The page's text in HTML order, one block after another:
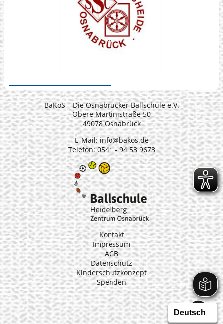
BaKoS – Die Osnabrücker Ballschule e.V.
Obere Martinistraße 50
49078 Osnabrück
E-Mail:info@bakos.de
Telefon: 0541 - 94 53 9673
Kontakt
Impressum
AGB
Datenschutz
Kinderschutzkonzept
Spenden